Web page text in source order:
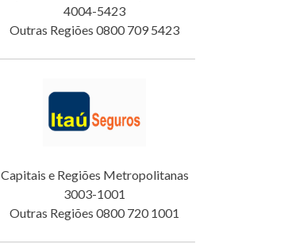
4004-5423
Outras Regiões 0800 709 5423
Capitais e Regiões Metropolitanas
3003-1001
Outras Regiões 0800 720 1001